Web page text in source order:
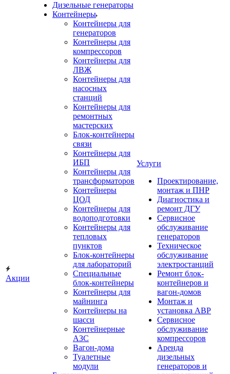
Акции
Дизельные генераторы
Контейнеры
Контейнеры для
генераторов
Контейнеры для
компрессоров
Контейнеры для
ЛВЖ
Контейнеры для
насосных
станций
Контейнеры для
ремонтных
мастерских
Блок-контейнеры
связи
Контейнеры для
ИБП
Контейнеры для
трансформаторов
Контейнеры
ЦОД
Контейнеры для
водоподготовки
Контейнеры для
тепловых
пунктов
Блок-контейнеры
для лабораторий
Специальные
блок-контейнеры
Контейнеры для
майнинга
Контейнеры на
шасси
Контейнерные
АЗС
Вагон-дома
Туалетные
модули
Услуги
Проектирование,
монтаж и ПНР
Диагностика и
ремонт ДГУ
Сервисное
обслуживание
генераторов
Техническое
обслуживание
электростанций
Ремонт блок-
контейнеров и
вагон-домов
Монтаж и
установка АВР
Сервисное
обслуживание
компрессоров
Аренда
дизельных
генераторов и